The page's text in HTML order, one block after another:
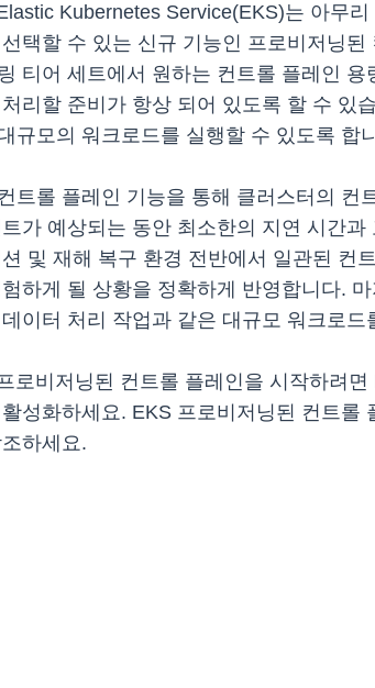
Kubernetes Service(EKS)는 아무
택할 수 있는 신규 기능인 프로비저닝
티어 세트에서 원하는 컨트롤 플레인
리할 준비가 항상 되어 있도록 할 수 있
규모의 워크로드를 실행할 수 있도록 합
트롤 플레인 기능을 통해 클러스터의
가 예상되는 동안 최소한의 지연 시간
및 재해 복구 환경 전반에서 일관된 컨
하게 될 상황을 정확하게 반영합니다.
이터 처리 작업과 같은 대규모 워크로드
로비저닝된 컨트롤 플레인을 시작하려
성화하세요. EKS 프로비저닝된 컨트
하세요.